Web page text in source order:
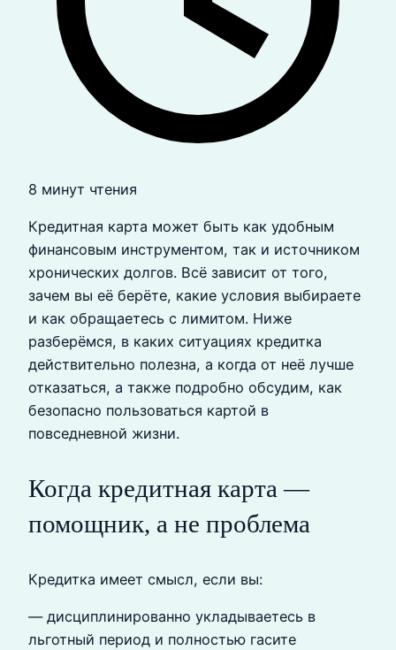
8 минут чтения
Кредитная карта может быть как удобным
финансовым инструментом, так и источником
хронических долгов. Всё зависит от того,
зачем вы её берёте, какие условия выбираете
и как обращаетесь с лимитом. Ниже
разберёмся, в каких ситуациях кредитка
действительно полезна, а когда от неё лучше
отказаться, а также подробно обсудим, как
безопасно пользоваться картой в
повседневной жизни.
Когда кредитная карта —
помощник, а не проблема
Кредитка имеет смысл, если вы:
— дисциплинированно укладываетесь в
льготный период и полностью гасите